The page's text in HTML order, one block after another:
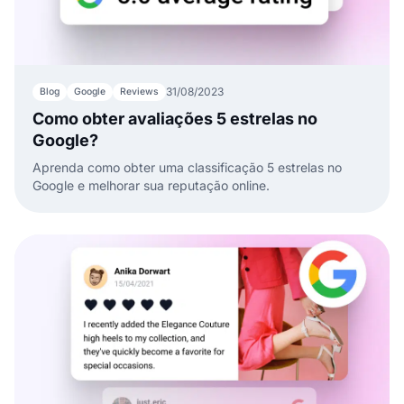
Blog Google Reviews 31/08/2023
Como obter avaliações 5 estrelas no
Google?
Aprenda como obter uma classificação 5 estrelas no
Google e melhorar sua reputação online.